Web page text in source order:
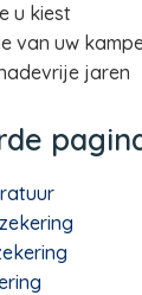
u kiest
van uw
jaren